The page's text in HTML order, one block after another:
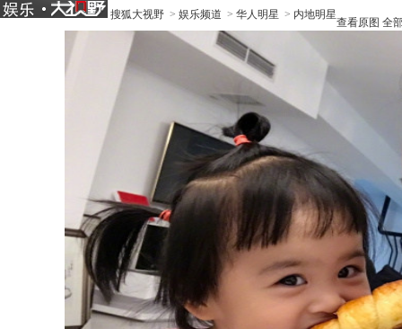
搜狐大视野 > 娱乐频道 > 华人明星 > 内地明星
查看原图 全